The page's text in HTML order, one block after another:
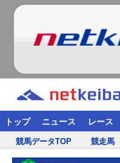
トップ ニュース レース
競馬データTOP 競走馬